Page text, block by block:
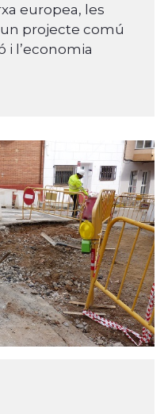
europea, les
projecte comú
i l’economia